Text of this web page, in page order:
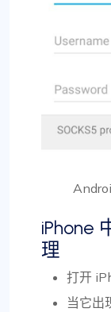
iPhone
理
打开
当它出